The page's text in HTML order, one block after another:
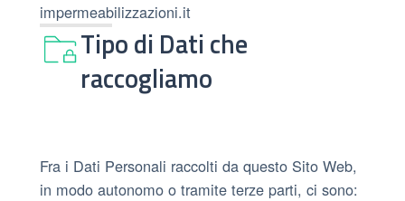
impermeabilizzazioni.it
Tipo di Dati che
raccogliamo
Fra i Dati Personali raccolti da questo Sito Web,
in modo autonomo o tramite terze parti, ci sono: